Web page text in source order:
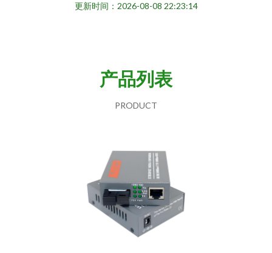
更新时间：2026-08-08 22:23:14
产品列表
PRODUCT